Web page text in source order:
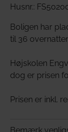
Husnr.:
Boligen har
til 36
Højskolen
dog er prisen
Prisen er inkl.